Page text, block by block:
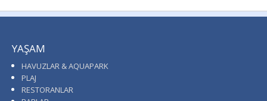
YAŞAM
HAVUZLAR & AQUAPARK
PLAJ
RESTORANLAR